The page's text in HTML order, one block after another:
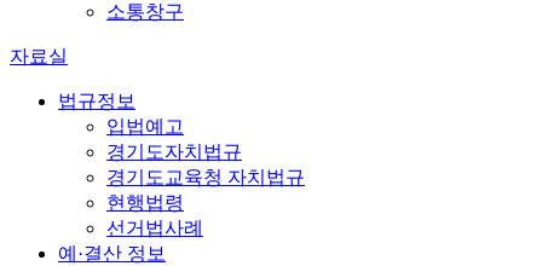
소통창구
자료실
법규정보
입법예고
경기도자치법규
경기도교육청 자치법규
현행법령
선거법사례
예·결산 정보